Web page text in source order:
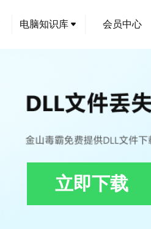
电脑知识库 会员中心
立即下载